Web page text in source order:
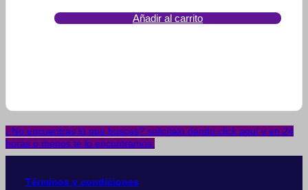
Añadir al carrito
¿No encuentras lo que buscas? solicítalo dando click aquí y en 24
horas o menos te lo encontramos.
Términos y condiciones